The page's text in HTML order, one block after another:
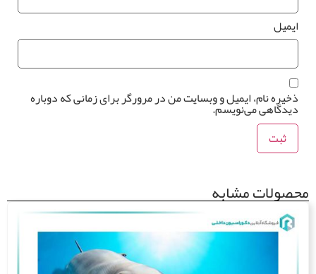
نام، ایمیل و وبسایت من در مرورگر برای زمانی که دوباره
می‌نویسم.
مشابه